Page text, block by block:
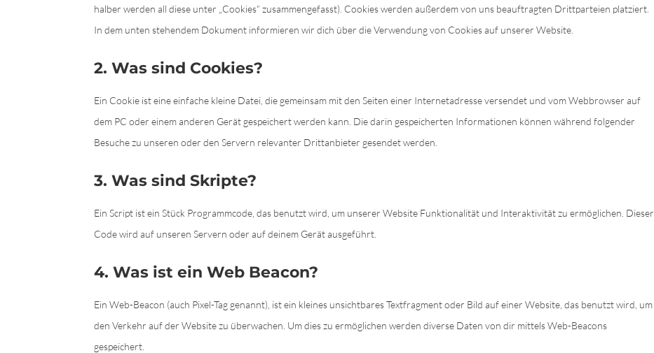
halber werden all diese unter „Cookies“ zusammengefasst). Cookies werden außerdem von uns beauftragten Drittparteien platziert.
In dem unten stehendem Dokument informieren wir dich über die Verwendung von Cookies auf unserer Website.
2. Was sind Cookies?
Ein Cookie ist eine einfache kleine Datei, die gemeinsam mit den Seiten einer Internetadresse versendet und vom Webbrowser auf
dem PC oder einem anderen Gerät gespeichert werden kann. Die darin gespeicherten Informationen können während folgender
Besuche zu unseren oder den Servern relevanter Drittanbieter gesendet werden.
3. Was sind Skripte?
Ein Script ist ein Stück Programmcode, das benutzt wird, um unserer Website Funktionalität und Interaktivität zu ermöglichen. Dieser
Code wird auf unseren Servern oder auf deinem Gerät ausgeführt.
4. Was ist ein Web Beacon?
Ein Web-Beacon (auch Pixel-Tag genannt), ist ein kleines unsichtbares Textfragment oder Bild auf einer Website, das benutzt wird, um
den Verkehr auf der Website zu überwachen. Um dies zu ermöglichen werden diverse Daten von dir mittels Web-Beacons
gespeichert.